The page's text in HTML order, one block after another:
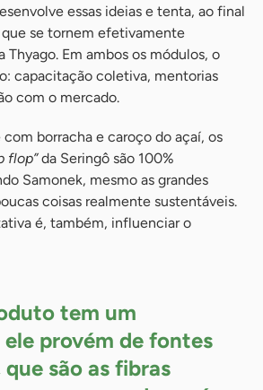
essas ideias e tenta, ao final
se tornem efetivamente
Thyago. Em ambos os módulos, o
capacitação coletiva, mentorias
com o mercado.
borracha e caroço do açaí, os
flop”da Seringô são 100%
Samonek, mesmo as grandes
coisas realmente sustentáveis.
é, também, influenciar o
tem um
provém de fontes
são as fibras